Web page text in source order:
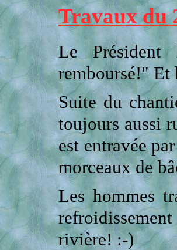
Travaux du
Le
remboursé!" Et
Suite du
toujours aussi
est entravée
morceaux de
Les hommes
rivière! :-)